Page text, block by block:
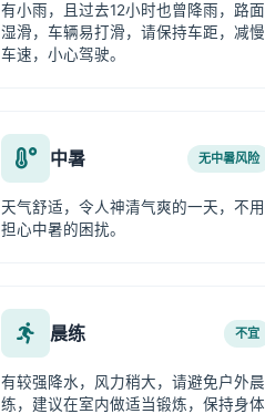
有小雨，且过去12小时也曾降雨，路面
湿滑，车辆易打滑，请保持车距，减慢
车速，小心驾驶。
中暑 无中暑风险
天气舒适，令人神清气爽的一天，不用
担心中暑的困扰。
晨练 不宜
有较强降水，风力稍大，请避免户外晨
练，建议在室内做适当锻炼，保持身体